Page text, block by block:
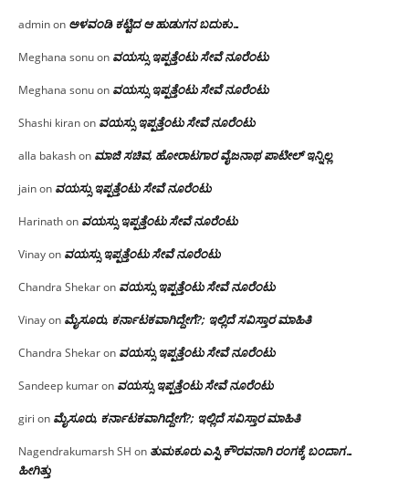
adminon ಅಳವಂಡಿ ಕಟ್ಟಿದ ಆ ಹುಡುಗನ ಬದುಕು…
Meghana sonuon ವಯಸ್ಸು ಇಪ್ಪತ್ತೆಂಟು ಸೇವೆ ನೂರೆಂಟು
Meghana sonuon ವಯಸ್ಸು ಇಪ್ಪತ್ತೆಂಟು ಸೇವೆ ನೂರೆಂಟು
Shashi kiranon ವಯಸ್ಸು ಇಪ್ಪತ್ತೆಂಟು ಸೇವೆ ನೂರೆಂಟು
alla bakashon ಮಾಜಿ ಸಚಿವ, ಹೋರಾಟಗಾರ ವೈಜನಾಥ ಪಾಟೀಲ್ ಇನ್ನಿಲ್ಲ
jainon ವಯಸ್ಸು ಇಪ್ಪತ್ತೆಂಟು ಸೇವೆ ನೂರೆಂಟು
Harinathon ವಯಸ್ಸು ಇಪ್ಪತ್ತೆಂಟು ಸೇವೆ ನೂರೆಂಟು
Vinayon ವಯಸ್ಸು ಇಪ್ಪತ್ತೆಂಟು ಸೇವೆ ನೂರೆಂಟು
Chandra Shekaron ವಯಸ್ಸು ಇಪ್ಪತ್ತೆಂಟು ಸೇವೆ ನೂರೆಂಟು
Vinayon ಮೈಸೂರು, ಕರ್ನಾಟಕವಾಗಿದ್ದೇಗೆ?; ಇಲ್ಲಿದೆ ಸವಿಸ್ತಾರ ಮಾಹಿತಿ
Chandra Shekaron ವಯಸ್ಸು ಇಪ್ಪತ್ತೆಂಟು ಸೇವೆ ನೂರೆಂಟು
Sandeep kumaron ವಯಸ್ಸು ಇಪ್ಪತ್ತೆಂಟು ಸೇವೆ ನೂರೆಂಟು
giri on ಮೈಸೂರು, ಕರ್ನಾಟಕವಾಗಿದ್ದೇಗೆ?; ಇಲ್ಲಿದೆ ಸವಿಸ್ತಾರ ಮಾಹಿತಿ
Nagendrakumarsh SH on ತುಮಕೂರು ಎಸ್ಪಿ ಕೌರವನಾಗಿ ರಂಗಕ್ಕೆ ಬಂದಾಗ…
ಹೀಗಿತ್ತು